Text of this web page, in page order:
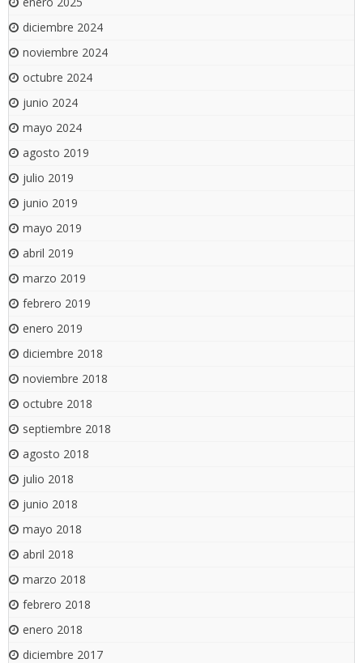
diciembre 2024
noviembre 2024
octubre 2024
junio 2024
mayo 2024
agosto 2019
julio 2019
junio 2019
mayo 2019
abril 2019
marzo 2019
febrero 2019
enero 2019
diciembre 2018
noviembre 2018
octubre 2018
septiembre 2018
agosto 2018
julio 2018
junio 2018
mayo 2018
abril 2018
marzo 2018
febrero 2018
enero 2018
diciembre 2017